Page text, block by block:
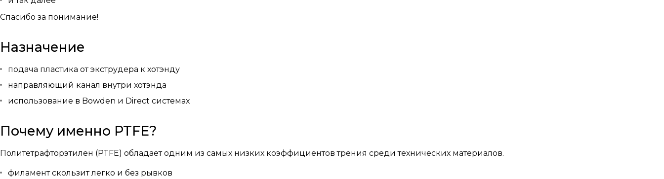
Спасибо за понимание!
Назначение
подача пластика от экструдера к хотэнду
направляющий канал внутри хотэнда
использование в Bowden и Direct системах
Почему именно PTFE?
Политетрафторэтилен (PTFE) обладает одним из самых низких коэффициентов трения среди технических материалов.
филамент скользит легко и без рывков